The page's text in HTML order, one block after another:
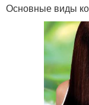
Основные виды